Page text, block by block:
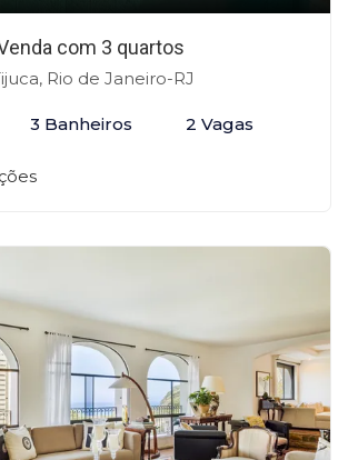
com 3 quartos
Rio de Janeiro-RJ
3 Banheiros 2 Vagas